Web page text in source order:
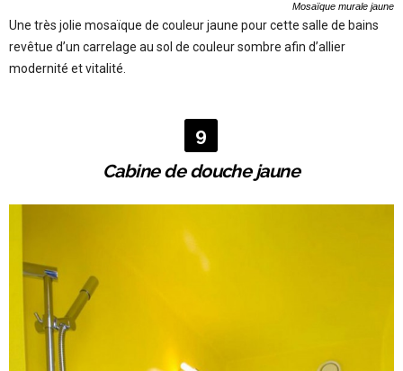
Mosaïque murale jaune
Une très jolie mosaïque de couleur jaune pour cette salle de bains
revêtue d’un carrelage au sol de couleur sombre afin d’allier
modernité et vitalité.
9
Cabine de douche jaune